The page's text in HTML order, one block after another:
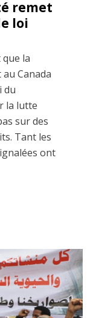
remet
loi
la
Canada
du
la lutte
sur des
Tant les
ont